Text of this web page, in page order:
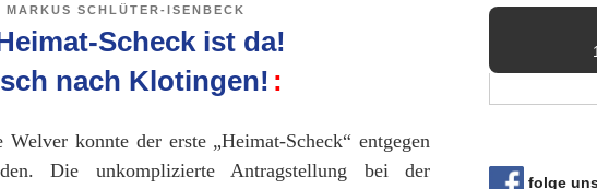
MARKUS SCHLÜTER-ISENBECK
Scheck ist da!
nach Klotingen!
konnte der erste „Heimat-Scheck“ entgegen
Die unkomplizierte Antragstellung bei der
folge